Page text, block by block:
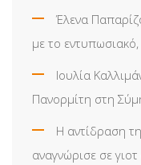
Έλενα
με το εντυπωσιακό,
Ιουλία
Πανορμίτη στη
Η αντίδραση
αναγνώρισε σε